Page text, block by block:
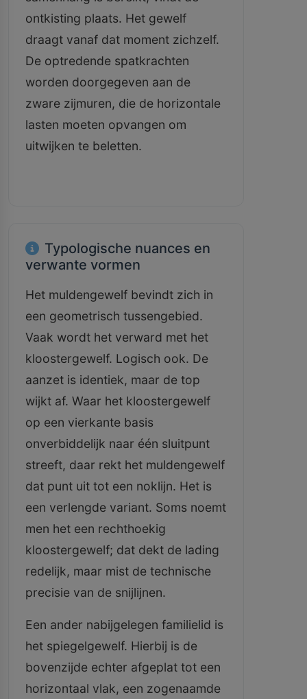
ontkisting plaats. Het gewelf
draagt vanaf dat moment zichzelf.
De optredende spatkrachten
worden doorgegeven aan de
zware zijmuren, die de horizontale
lasten moeten opvangen om
uitwijken te beletten.
Typologische nuances en
verwante vormen
Het muldengewelf bevindt zich in
een geometrisch tussengebied.
Vaak wordt het verward met het
kloostergewelf. Logisch ook. De
aanzet is identiek, maar de top
wijkt af. Waar het kloostergewelf
op een vierkante basis
onverbiddelijk naar één sluitpunt
streeft, daar rekt het muldengewelf
dat punt uit tot een noklijn. Het is
een verlengde variant. Soms noemt
men het een rechthoekig
kloostergewelf; dat dekt de lading
redelijk, maar mist de technische
precisie van de snijlijnen.
Een ander nabijgelegen familielid is
het spiegelgewelf. Hierbij is de
bovenzijde echter afgeplat tot een
horizontaal vlak, een zogenaamde